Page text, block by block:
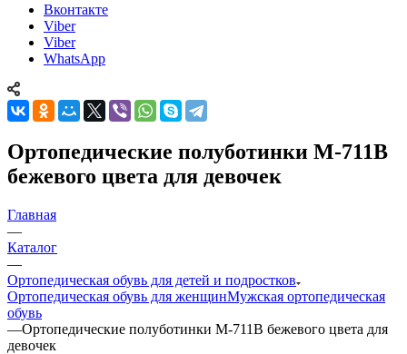
Вконтакте
Viber
Viber
WhatsApp
Ортопедические полуботинки М-711В
бежевого цвета для девочек
Главная
—
Каталог
—
Ортопедическая обувь для детей и подростков
Ортопедическая обувь для женщинМужская ортопедическая
обувь
—Ортопедические полуботинки М-711В бежевого цвета для
девочек